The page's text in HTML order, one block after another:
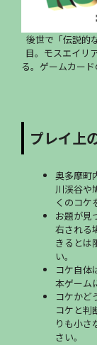
後世で「伝説的
目。モスエイリ
る。ゲームカー
プレイ上
奥多摩町
川渓谷や
くのコケ
お題が見
右される
きるとは
い。
コケ自体
本ゲーム
コケかど
コケと判
りも小さ
さい。